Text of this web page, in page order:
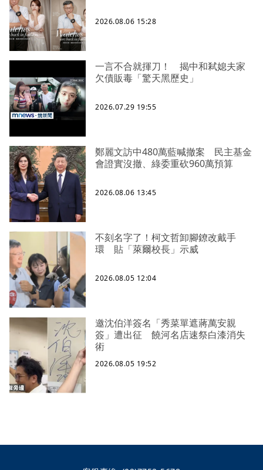
2026.08.06 15:28
一言不合就揮刀！ 揭中和弒媳夫家
欠債販毒「驚天黑歷史」
2026.07.29 19:55
鄭麗文訪中480萬藍喊撤案 民主基金
會證實沒撤、綠委重砍960萬預算
2026.08.06 13:45
不刻名字了！柯文哲卸腳鐐改戴手
環 貼「萊爾校長」示威
2026.08.05 12:04
邀沈伯洋簽名「秀菜單遮蔣萬安親
簽」遭出征 饒河名店速祭白漆消失
術
2026.08.05 19:52